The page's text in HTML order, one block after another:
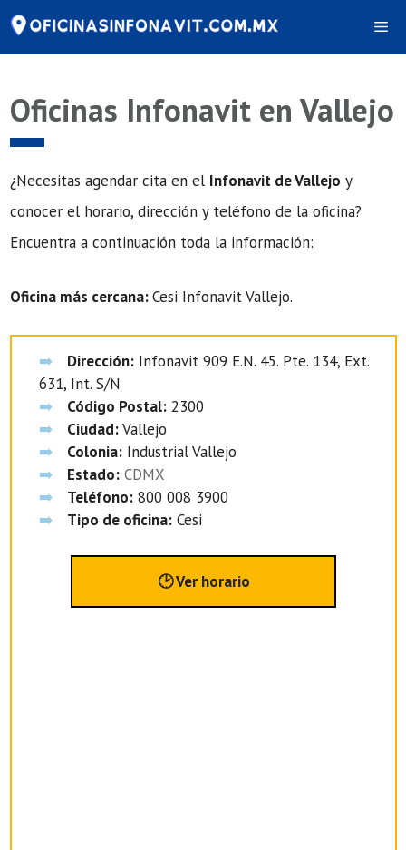
Saltar
Oficinas Infonavit en Vallejo
¿Necesitas agendar cita en el Infonavit de Vallejo y
conocer el horario, dirección y teléfono de la oficina?
Encuentra a continuación toda la información:
Oficina más cercana:Cesi Infonavit Vallejo.
Dirección: Infonavit 909 E.N. 45. Pte. 134, Ext.
631, Int. S/N
Código Postal: 2300
Ciudad:Vallejo
Colonia: Industrial Vallejo
Estado: CDMX
Teléfono: 800 008 3900
Tipo de oficina: Cesi
🕑 Ver horario